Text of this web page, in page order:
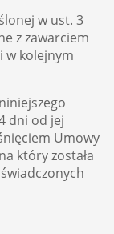
w ust. 3
z zawarciem
w kolejnym
dni od jej
Umowy
który została